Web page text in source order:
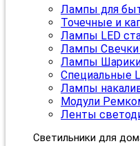
Лампы для
Точечные и
Лампы LED
Лампы Свечки
Лампы
Специальные
Лампы
Модули
Ленты
Светильники для